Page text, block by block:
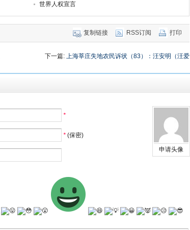
世界人权宣言
打印
RSS订阅
复制链接
下一篇: 上海莘庄失地农民诉状（83）：汪安明（汪爱
*
*(保密)
申请头像